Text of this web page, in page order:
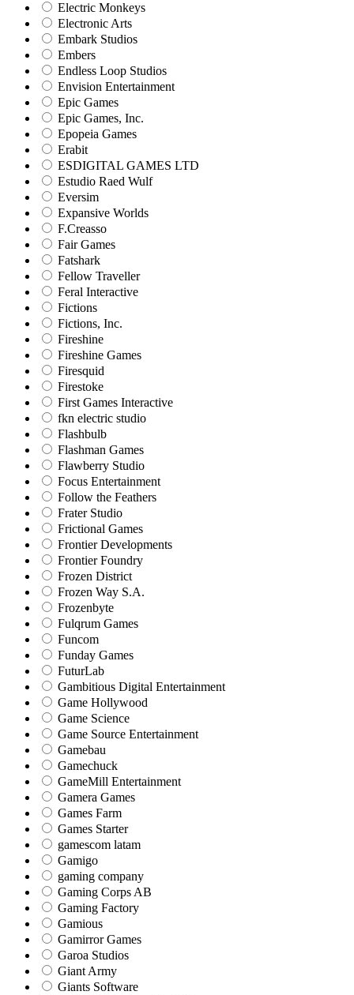
Electric Monkeys
Electronic Arts
Embark Studios
Embers
Endless Loop Studios
Envision Entertainment
Epic Games
Epic Games, Inc.
Epopeia Games
Erabit
ESDIGITAL GAMES LTD
Estudio Raed Wulf
Eversim
Expansive Worlds
F.Creasso
Fair Games
Fatshark
Fellow Traveller
Feral Interactive
Fictions
Fictions, Inc.
Fireshine
Fireshine Games
Firesquid
Firestoke
First Games Interactive
fkn electric studio
Flashbulb
Flashman Games
Flawberry Studio
Focus Entertainment
Follow the Feathers
Frater Studio
Frictional Games
Frontier Developments
Frontier Foundry
Frozen District
Frozen Way S.A.
Frozenbyte
Fulqrum Games
Funcom
Funday Games
FuturLab
Gambitious Digital Entertainment
Game Hollywood
Game Science
Game Source Entertainment
Gamebau
Gamechuck
GameMill Entertainment
Gamera Games
Games Farm
Games Starter
gamescom latam
Gamigo
gaming company
Gaming Corps AB
Gaming Factory
Gamious
Gamirror Games
Garoa Studios
Giant Army
Giants Software